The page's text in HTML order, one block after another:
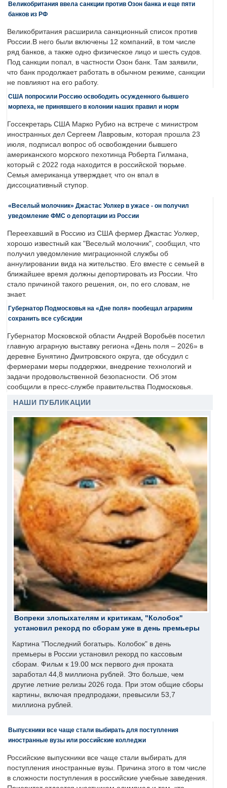
Великобритания ввела санкции против Озон банка и еще пяти
банков из РФ
Великобритания расширила санкционный список против
России.В него были включены 12 компаний, в том числе
ряд банков, а также одно физическое лицо и шесть судов.
Под санкции попал, в частности Озон банк. Там заявили,
что банк продолжает работать в обычном режиме, санкции
не повлияют на его работу.
США попросили Россию освободить осужденного бывшего
морпеха, не принявшего в колонии наших правил и норм
Госсекретарь США Марко Рубио на встрече с министром
иностранных дел Сергеем Лавровым, которая прошла 23
июля, подписал вопрос об освобождении бывшего
американского морского пехотинца Роберта Гилмана,
который с 2022 года находится в российской тюрьме.
Семья американца утверждает, что он впал в
диссоциативный ступор.
«Веселый молочник» Джастас Уолкер в ужасе - он получил
уведомление ФМС о депортации из России
Переехавший в Россию из США фермер Джастас Уолкер,
хорошо известный как "Веселый молочник", сообщил, что
получил уведомление миграционной службы об
аннулировании вида на жительство. Его вместе с семьей в
ближайшее время должны депортировать из России. Что
стало причиной такого решения, он, по его словам, не
знает.
Губернатор Подмосковья на «Дне поля» пообещал аграриям
сохранить все субсидии
Губернатор Московской области Андрей Воробьёв посетил
главную аграрную выставку региона «День поля – 2026» в
деревне Бунятино Дмитровского округа, где обсудил с
фермерами меры поддержки, внедрение технологий и
задачи продовольственной безопасности. Об этом
сообщили в пресс-службе правительства Подмосковья.
НАШИ ПУБЛИКАЦИИ
Вопреки злопыхателям и критикам, "Колобок"
установил рекорд по сборам уже в день премьеры
Картина "Последний богатырь. Колобок" в день
премьеры в России установил рекорд по кассовым
сборам. Фильм к 19.00 мск первого дня проката
заработал 44,8 миллиона рублей. Это больше, чем
другие летние релизы 2026 года. При этом общие сборы
картины, включая предпродажи, превысили 53,7
миллиона рублей.
Выпускники все чаще стали выбирать для поступления
иностранные вузы или российские колледжи
Российские выпускники все чаще стали выбирать для
поступления иностранные вузы. Причина этого в том числе
в сложности поступления в российские учебные заведения.